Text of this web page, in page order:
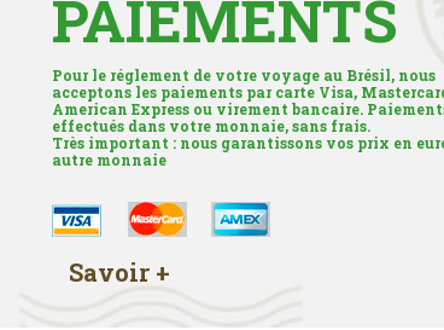
PAIEMENTS
Pour le réglement de votre voyage au Brésil, nous
acceptons les paiements par carte Visa,
American Express ou virement bancaire.
effectués dans votre monnaie, sans frais.
Très important : nous garantissons vos prix en
autre monnaie
Savoir +